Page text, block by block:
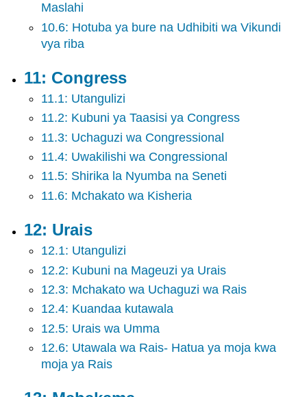
Maslahi
10.6: Hotuba ya bure na Udhibiti wa Vikundi
vya riba
11: Congress
11.1: Utangulizi
11.2: Kubuni ya Taasisi ya Congress
11.3: Uchaguzi wa Congressional
11.4: Uwakilishi wa Congressional
11.5: Shirika la Nyumba na Seneti
11.6: Mchakato wa Kisheria
12: Urais
12.1: Utangulizi
12.2: Kubuni na Mageuzi ya Urais
12.3: Mchakato wa Uchaguzi wa Rais
12.4: Kuandaa kutawala
12.5: Urais wa Umma
12.6: Utawala wa Rais- Hatua ya moja kwa
moja ya Rais